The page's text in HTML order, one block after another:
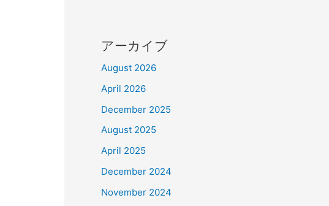
アーカイブ
August 2026
April 2026
December 2025
August 2025
April 2025
December 2024
November 2024